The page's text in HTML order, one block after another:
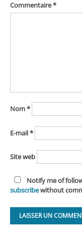
Commentaire*
Nom*
E-mail*
Site web
Notify me of
subscribewithout